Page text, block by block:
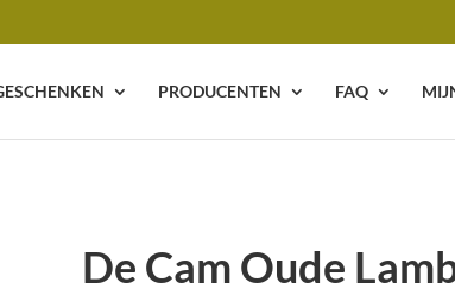
PRODUCENTEN FAQ
De Cam Oude